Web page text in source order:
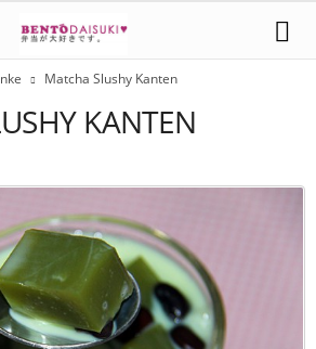
Matcha Slushy Kanten
KANTEN